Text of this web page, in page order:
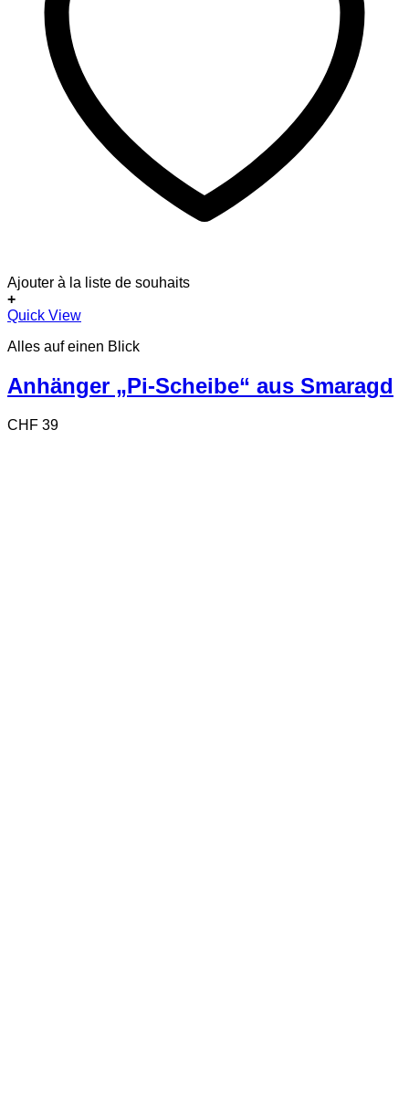
Ajouter à la liste de souhaits
+
Dieses
weist
Varianten
auf.
Optionen
Quick View
Alles auf einen Blick
Anhänger „Pi-Scheibe“ aus Smaragd
CHF 39